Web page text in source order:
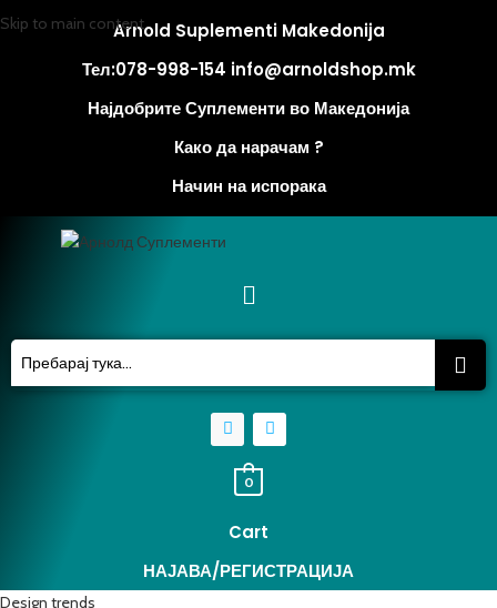
Skip to main contentArnold Suplementi Makedonija
Тел:078-998-154 info@arnoldshop.mk
Најдобрите Суплементи во Македонија
Како да нарачам ?
Начин на испорака
0
Cart
НАЈАВА/РЕГИСТРАЦИЈА
Design trends